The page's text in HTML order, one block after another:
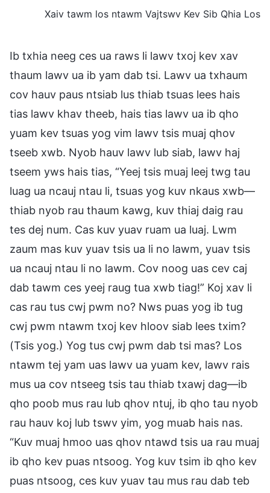
Xaiv tawm los ntawm Vajtswv Kev Sib Qhia Los
Ib txhia neeg ces ua raws li lawv txoj kev xav
thaum lawv ua ib yam dab tsi. Lawv ua txhaum
cov hauv paus ntsiab lus thiab tsuas lees hais
tias lawv khav theeb, hais tias lawv ua ib qho
yuam kev tsuas yog vim lawv tsis muaj qhov
tseeb xwb. Nyob hauv lawv lub siab, lawv haj
tseem yws hais tias, “Yeej tsis muaj leej twg tau
luag ua ncauj ntau li, tsuas yog kuv nkaus xwb—
thiab nyob rau thaum kawg, kuv thiaj daig rau
tes dej num. Cas kuv yuav ruam ua luaj. Lwm
zaum mas kuv yuav tsis ua li no lawm, yuav tsis
ua ncauj ntau li no lawm. Cov noog uas cev caj
dab tawm ces yeej raug tua xwb tiag!” Koj xav li
cas rau tus cwj pwm no? Nws puas yog ib tug
cwj pwm ntawm txoj kev hloov siab lees txim?
(Tsis yog.) Yog tus cwj pwm dab tsi mas? Los
ntawm tej yam uas lawv ua yuam kev, lawv rais
mus ua cov ntseeg tsis tau thiab txawj dag—ib
qho poob mus rau lub qhov ntuj, ib qho tau nyob
rau hauv koj lub tswv yim, yog muab hais nas.
“Kuv muaj hmoo uas qhov ntawd tsis ua rau muaj
ib qho kev puas ntsoog. Yog kuv tsim ib qho kev
puas ntsoog, ces kuv yuav tau mus rau dab teb